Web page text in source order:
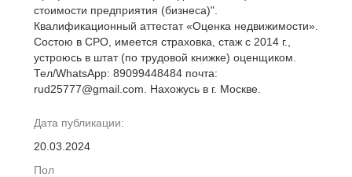
стоимости предприятия (бизнеса)".
Квалификационный аттестат «Оценка недвижимости».
Состою в СРО, имеется страховка, стаж с 2014 г.,
устроюсь в штат (по трудовой книжке) оценщиком.
Тел/WhatsApp: 89099448484 почта:
rud25777@gmail.com. Нахожусь в г. Москве.
Дата публикации:
20.03.2024
Пол